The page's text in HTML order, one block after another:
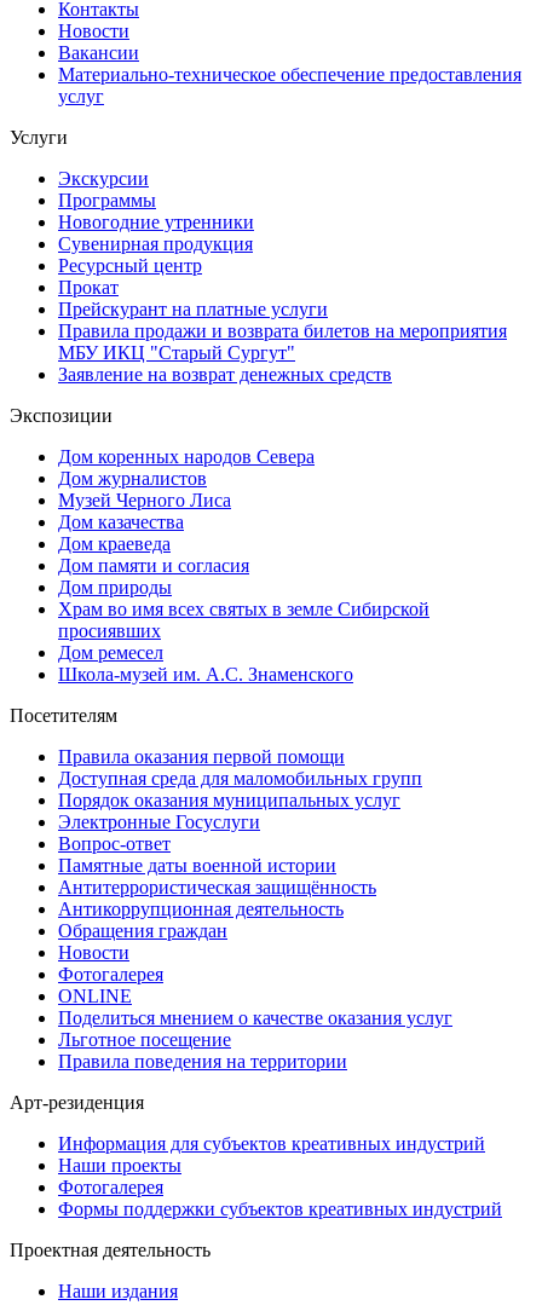
Контакты
Новости
Вакансии
Материально-техническое обеспечение предоставления
услуг
Услуги
Экскурсии
Программы
Новогодние утренники
Сувенирная продукция
Ресурсный центр
Прокат
Прейскурант на платные услуги
Правила продажи и возврата билетов на мероприятия
МБУ ИКЦ "Старый Сургут"
Заявление на возврат денежных средств
Экспозиции
Дом коренных народов Севера
Дом журналистов
Музей Черного Лиса
Дом казачества
Дом краеведа
Дом памяти и согласия
Дом природы
Храм во имя всех святых в земле Сибирской
просиявших
Дом ремесел
Школа-музей им. А.С. Знаменского
Посетителям
Правила оказания первой помощи
Доступная среда для маломобильных групп
Порядок оказания муниципальных услуг
Электронные Госуслуги
Вопрос-ответ
Памятные даты военной истории
Антитеррористическая защищённость
Антикоррупционная деятельность
Обращения граждан
Новости
Фотогалерея
ONLINE
Поделиться мнением о качестве оказания услуг
Льготное посещение
Правила поведения на территории
Арт-резиденция
Информация для субъектов креативных индустрий
Наши проекты
Фотогалерея
Формы поддержки субъектов креативных индустрий
Проектная деятельность
Наши издания